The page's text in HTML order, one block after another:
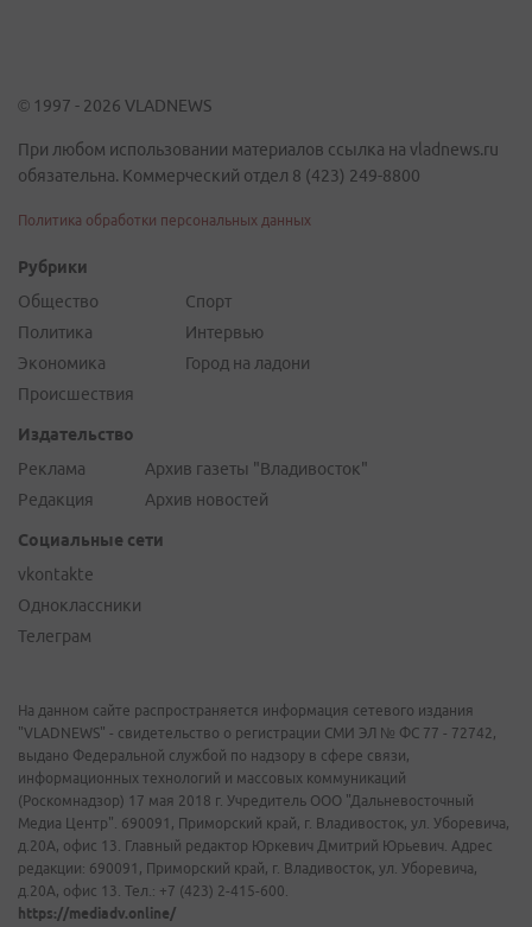
© 1997 - 2026 VLADNEWS
При любом использовании материалов ссылка на vladnews.ru
обязательна. Коммерческий отдел 8 (423) 249-8800
Политика обработки персональных данных
Рубрики
Общество
Политика
Экономика
Происшествия
Спорт
Интервью
Город на ладони
Издательство
Реклама
Редакция
Архив газеты "Владивосток"
Архив новостей
Социальные сети
vkontakte
Одноклассники
Телеграм
На данном сайте распространяется информация сетевого издания
"VLADNEWS" - свидетельство о регистрации СМИ ЭЛ № ФС 77 - 72742,
выдано Федеральной службой по надзору в сфере связи,
информационных технологий и массовых коммуникаций
(Роскомнадзор) 17 мая 2018 г. Учредитель ООО "Дальневосточный
Медиа Центр". 690091, Приморский край, г. Владивосток, ул. Уборевича,
д.20А, офис 13. Главный редактор Юркевич Дмитрий Юрьевич. Адрес
редакции: 690091, Приморский край, г. Владивосток, ул. Уборевича,
д.20А, офис 13. Тел.: +7 (423) 2-415-600.
https://mediadv.online/